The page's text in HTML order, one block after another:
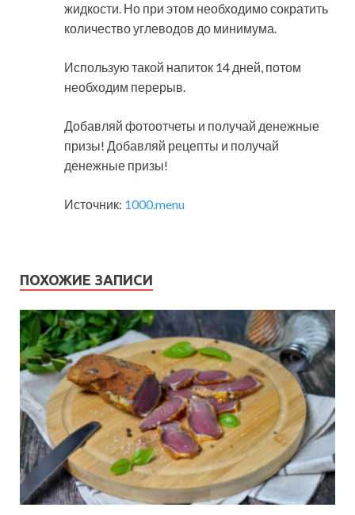
жидкости. Но при этом необходимо сократить
количество углеводов до минимума.
Использую такой напиток 14 дней, потом
необходим перерыв.
Добавляй фотоотчеты и получай денежные
призы! Добавляй рецепты и получай
денежные призы!
Источник: 1000.menu
ПОХОЖИЕ ЗАПИСИ